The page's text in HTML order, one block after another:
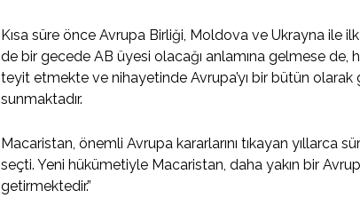
Kısa süre önce Avrupa Birliği, Moldova ve Ukrayna ile ilk
de bir gecede AB üyesi olacağı anlamına gelmese de,
teyit etmekte ve nihayetinde Avrupa’yı bir bütün
sunmaktadır.
Macaristan, önemli Avrupa kararlarını tıkayan yıllarca
seçti. Yeni hükümetiyle Macaristan, daha yakın bir
getirmektedir.”